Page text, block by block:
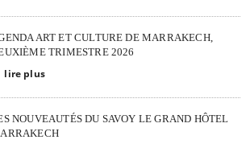
ART ET CULTURE DE MARRAKECH,
TRIMESTRE 2026
lire plus
NOUVEAUTÉS DU SAVOY LE GRAND HÔTEL